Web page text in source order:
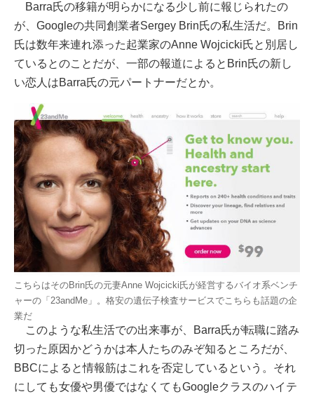
Barra氏の移籍が明らかになる少し前に報じられたの
が、Googleの共同創業者Sergey Brin氏の私生活だ。Brin
氏は数年来連れ添った起業家のAnne Wojcicki氏と別居し
ているとのことだが、一部の報道によるとBrin氏の新し
い恋人はBarra氏の元パートナーだとか。
こちらはそのBrin氏の元妻Anne Wojcicki氏が経営するバイオ系ベンチ
ャーの「23andMe」。格安の遺伝子検査サービスでこちらも話題の企
業だ
このような私生活での出来事が、Barra氏が転職に踏み
切った原因かどうかは本人たちのみぞ知るところだが、
BBCによると情報筋はこれを否定しているという。それ
にしても女優や男優ではなくてもGoogleクラスのハイテ